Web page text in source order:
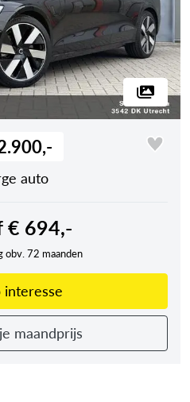
auto
€ 694,-
obv. 72 maanden
interesse
maandprijs